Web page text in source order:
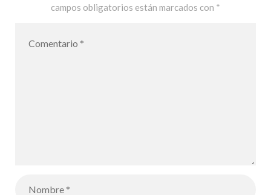
campos obligatorios están marcados con *